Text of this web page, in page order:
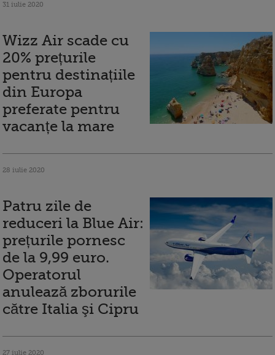
31 iulie 2020
Wizz Air scade cu
20% prețurile
pentru destinațiile
din Europa
preferate pentru
vacanțe la mare
28 iulie 2020
Patru zile de
reduceri la Blue Air:
prețurile pornesc
de la 9,99 euro.
Operatorul
anulează zborurile
către Italia şi Cipru
27 iulie 2020